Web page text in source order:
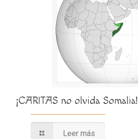
¡CARITAS no olvida Somalia!
Leer más